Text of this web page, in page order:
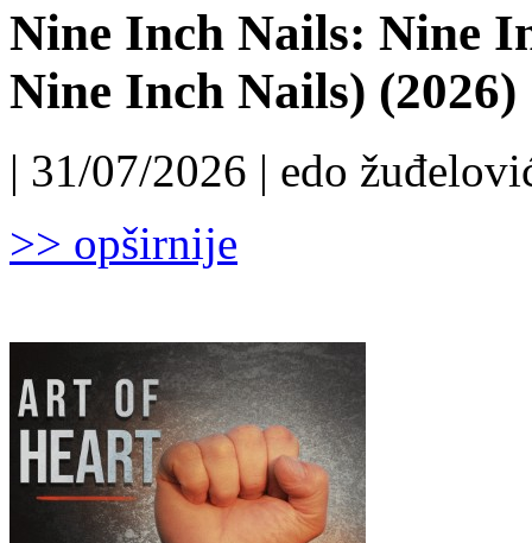
Nine Inch Nails: Nine
Nine Inch Nails) (2026)
| 31/07/2026 | edo
>> opširnije